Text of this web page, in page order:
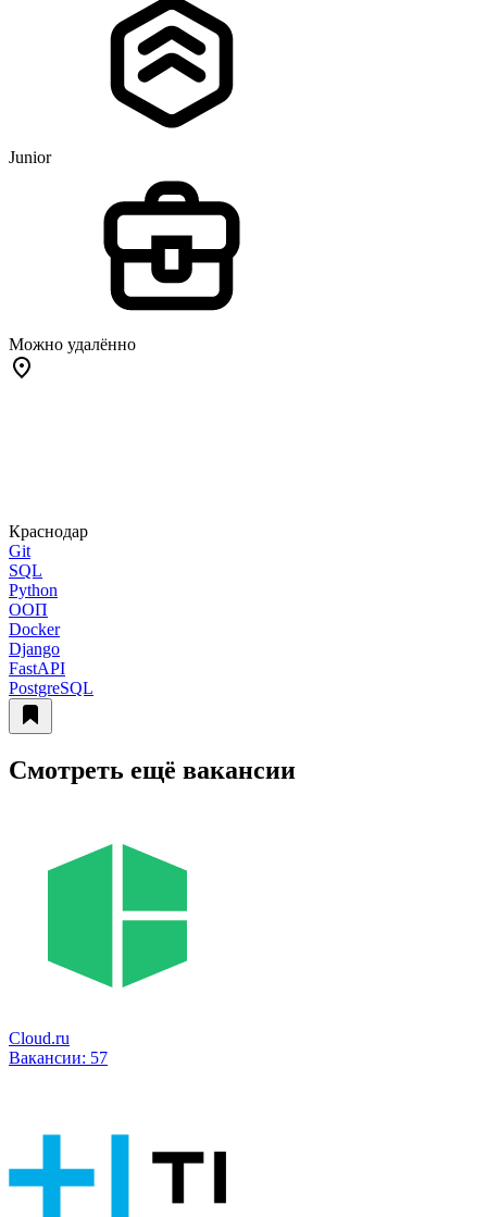
Junior
Можно удалённо
Краснодар
Git
SQL
Python
ООП
Docker
Django
FastAPI
PostgreSQL
Смотреть ещё вакансии
Cloud.ru
Вакансии: 57